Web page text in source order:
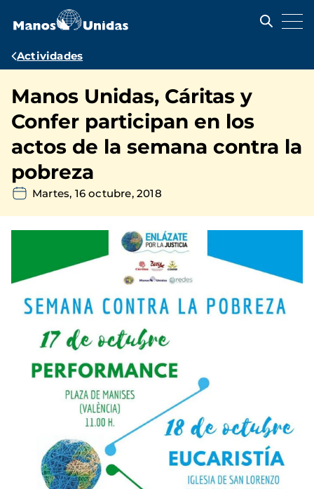
contenido
Ruta
navegación
Actividades
Manos Unidas, Cáritas y
Confer participan en los
actos de la semana contra la
pobreza
Martes, 16 octubre, 2018